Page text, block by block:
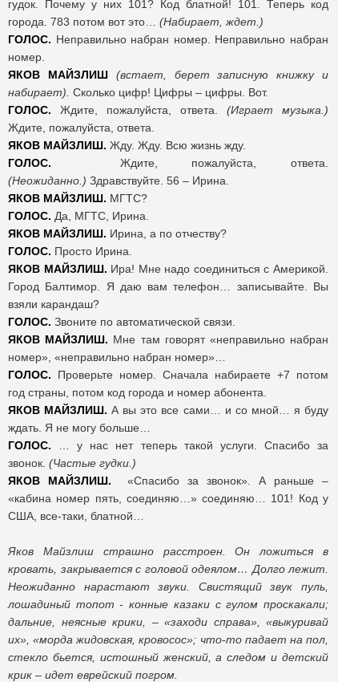
гудок. Почему у них 101? Код блатной! 101. Теперь код
города. 783 потом вот это… (Набирает, ждет.)
ГОЛОС. Неправильно набран номер. Неправильно набран
номер.
ЯКОВ МАЙЗЛИШ
(встает, берет записную книжку и
набирает). Сколько цифр! Цифры – цифры. Вот.
ГОЛОС. Ждите, пожалуйста, ответа. (Играет музыка.)
Ждите, пожалуйста, ответа.
ЯКОВ МАЙЗЛИШ. Жду. Жду. Всю жизнь жду.
ГОЛОС. Ждите, пожалуйста, ответа.
(Неожиданно.) Здравствуйте. 56 – Ирина.
ЯКОВ МАЙЗЛИШ. МГТС?
ГОЛОС. Да, МГТС, Ирина.
ЯКОВ МАЙЗЛИШ. Ирина, а по отчеству?
ГОЛОС. Просто Ирина.
ЯКОВ МАЙЗЛИШ. Ира! Мне надо соединиться с Америкой.
Город Балтимор. Я даю вам телефон… записывайте. Вы
взяли карандаш?
ГОЛОС. Звоните по автоматической связи.
ЯКОВ МАЙЗЛИШ. Мне там говорят «неправильно набран
номер», «неправильно набран номер»…
ГОЛОС. Проверьте номер. Сначала набираете +7 потом
год страны, потом код города и номер абонента.
ЯКОВ МАЙЗЛИШ. А вы это все сами… и со мной… я буду
ждать. Я не могу больше…
ГОЛОС. … у нас нет теперь такой услуги. Спасибо за
звонок. (Частые гудки.)
ЯКОВ МАЙЗЛИШ. «Спасибо за звонок». А раньше –
«кабина номер пять, соединяю…» соединяю… 101! Код у
США, все-таки, блатной…
Яков Майзлиш страшно расстроен. Он ложиться в
кровать, закрывается с головой одеялом… Долго лежит.
Неожиданно нарастают звуки. Свистящий звук пуль,
лошадиный топот - конные казаки с гулом проскакали;
дальние, неясные крики, – «заходи справа», «выкуривай
их», «морда жидовская, кровосос»; что-то падает на пол,
стекло бьется, истошный женский, а следом и детский
крик – идет еврейский погром.